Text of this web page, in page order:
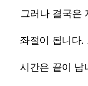
그러나 결국은
좌절이 됩니다.
시간은 끝이 납